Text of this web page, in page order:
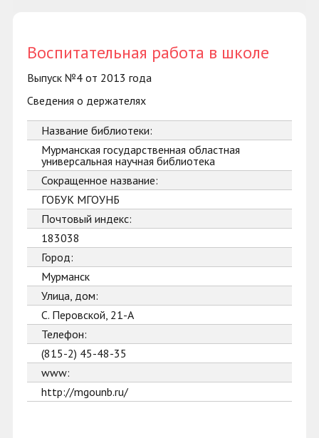
Воспитательная работа в школе
Выпуск №4 от 2013 года
Сведения о держателях
Название библиотеки:
Мурманская государственная областная
универсальная научная библиотека
Сокращенное название:
ГОБУК МГОУНБ
Почтовый индекс:
183038
Город:
Мурманск
Улица, дом:
С. Перовской, 21-А
Телефон:
(815-2) 45-48-35
www:
http://mgounb.ru/